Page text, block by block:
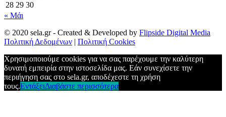
28 29 30
« Μάι
© 2020 sela.gr - Created & Developed by Flipside Digital Media
Πολιτική Δεδομένων | Πολιτική Cookies
Χρησιμοποιούμε cookies για να σας παρέχουμε την καλύτερη
δυνατή εμπειρία στην ιστοσελίδα μας. Εάν συνεχίσετε την
περιήγηση σας στο sela.gr, αποδέχεστε τη χρήση
τους.ΕντάξειΔιαβάστε περισσότερα